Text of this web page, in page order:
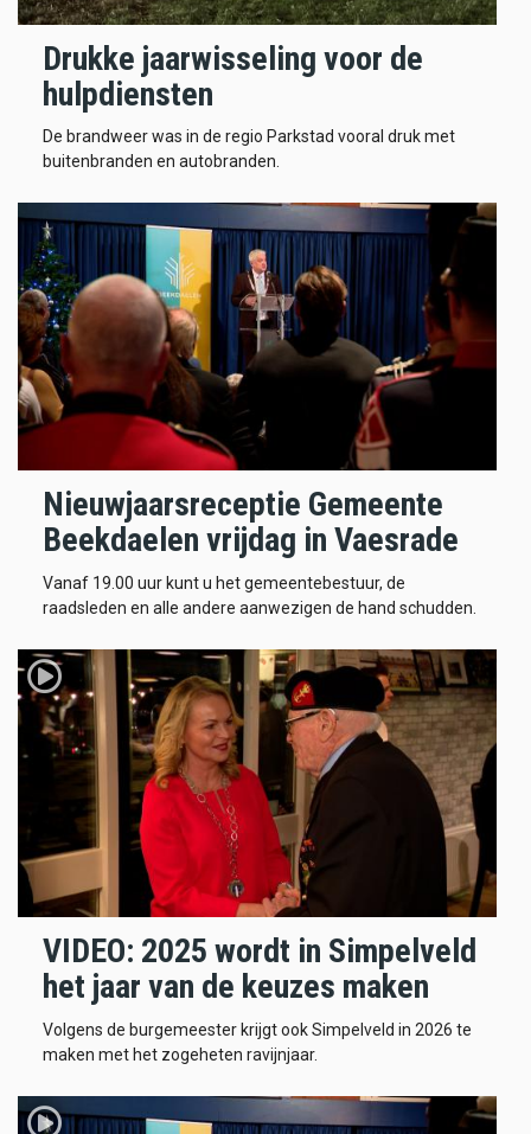
Drukke jaarwisseling voor de
hulpdiensten
De brandweer was in de regio Parkstad vooral druk met
buitenbranden en autobranden.
Nieuwjaarsreceptie Gemeente
Beekdaelen vrijdag in Vaesrade
Vanaf 19.00 uur kunt u het gemeentebestuur, de
raadsleden en alle andere aanwezigen de hand schudden.
VIDEO: 2025 wordt in Simpelveld
het jaar van de keuzes maken
Volgens de burgemeester krijgt ook Simpelveld in 2026 te
maken met het zogeheten ravijnjaar.